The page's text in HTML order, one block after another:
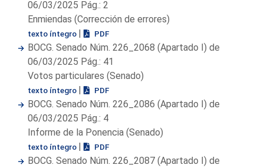
06/03/2025 Pág.: 2
Enmiendas (Corrección de errores)
texto íntegro | PDF
BOCG. Senado Núm. 226_2068 (Apartado I) de
06/03/2025 Pág.: 41
Votos particulares (Senado)
texto íntegro | PDF
BOCG. Senado Núm. 226_2086 (Apartado I) de
06/03/2025 Pág.: 4
Informe de la Ponencia (Senado)
texto íntegro | PDF
BOCG. Senado Núm. 226_2087 (Apartado I) de